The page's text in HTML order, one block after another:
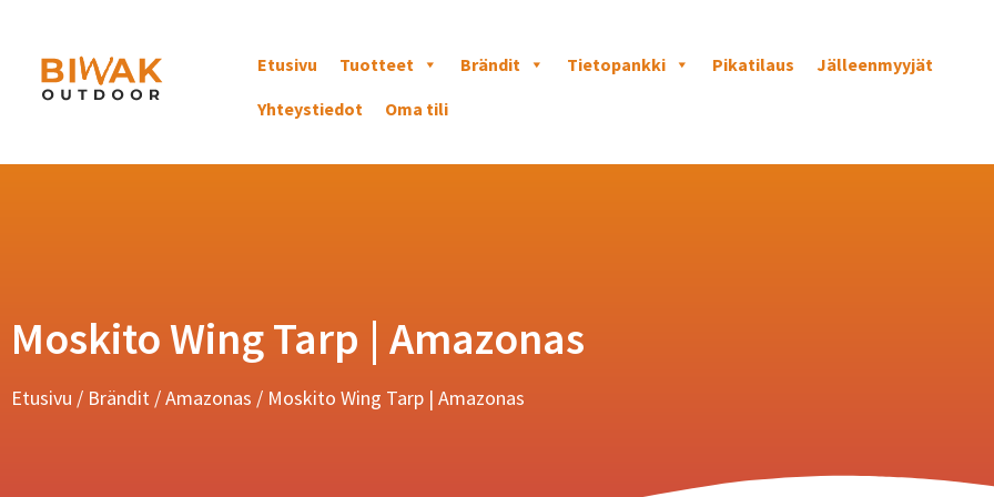
Etusivu Tuotteet Brändit Tietopankki Pikatilaus
Jälleenmyyjät
Yhteystiedot
Oma tili
Moskito Wing Tarp | Amazonas
Etusivu / Brändit /Amazonas / Moskito Wing Tarp | Amazonas